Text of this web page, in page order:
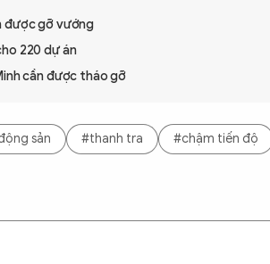
được gỡ vướng
220 dự án
cần được tháo gỡ
sản #thanh tra #chậm tiến độ